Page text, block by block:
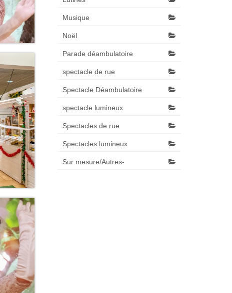
Musique
Noël
Parade déambulatoire
spectacle de rue
Spectacle Déambulatoire
spectacle lumineux
Spectacles de rue
Spectacles lumineux
Sur mesure/Autres-